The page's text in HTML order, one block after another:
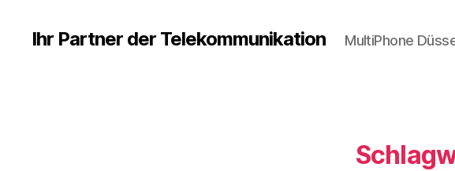
Ihr Partner der Telekommunikation MultiPhone